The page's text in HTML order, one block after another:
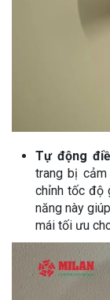
Tự động
trang bị
chỉnh tốc độ
năng này
mái tối ưu